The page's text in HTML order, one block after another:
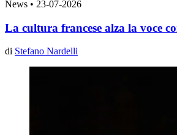
News • 23-07-2026
La cultura francese alza la voce
di Stefano Nardelli